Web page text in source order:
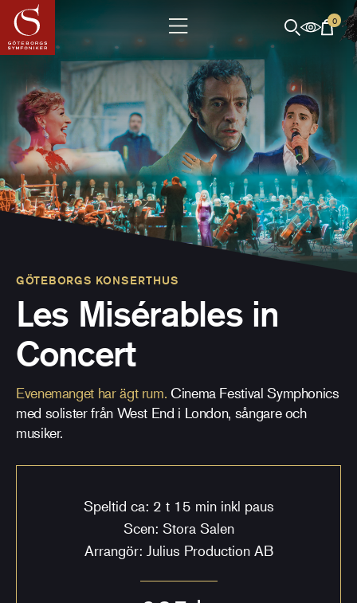
0
GÖTEBORGS KONSERTHUS
Les Misérables in
Concert
Evenemanget har ägt rum. Cinema Festival Symphonics
med solister från West End i London, sångare och
musiker.
Speltid ca: 2 t 15 min inkl paus
Scen: Stora Salen
Arrangör: Julius Production AB